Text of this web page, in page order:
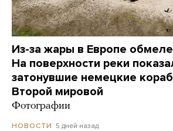
Из-за жары в Европе
На поверхности реки
затонувшие немецкие
Второй мировой
Фотографии
НОВОСТИ 5 дней назад